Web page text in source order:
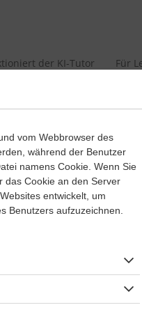
der KI-Tutor Für
Klassenarbeit
i-,
vom Webbrowser des
während der Benutzer
namens Cookie. Wenn Sie
das Cookie an den Server
entwickelt, um
Benutzers aufzuzeichnen.